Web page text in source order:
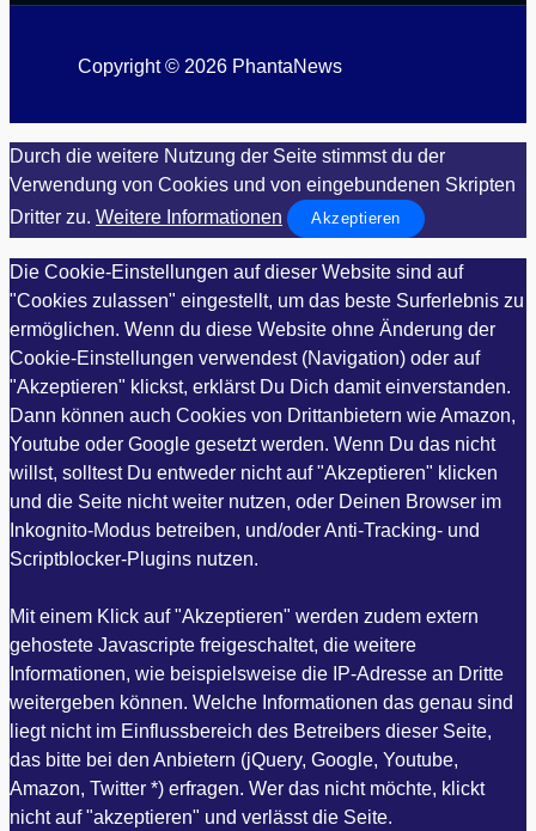
Copyright © 2026 PhantaNews
Durch die weitere Nutzung der Seite stimmst du der
Verwendung von Cookies und von eingebundenen Skripten
Dritter zu. Weitere Informationen Akzeptieren
Die Cookie-Einstellungen auf dieser Website sind auf
"Cookies zulassen" eingestellt, um das beste Surferlebnis zu
ermöglichen. Wenn du diese Website ohne Änderung der
Cookie-Einstellungen verwendest (Navigation) oder auf
"Akzeptieren" klickst, erklärst Du Dich damit einverstanden.
Dann können auch Cookies von Drittanbietern wie Amazon,
Youtube oder Google gesetzt werden. Wenn Du das nicht
willst, solltest Du entweder nicht auf "Akzeptieren" klicken
und die Seite nicht weiter nutzen, oder Deinen Browser im
Inkognito-Modus betreiben, und/oder Anti-Tracking- und
Scriptblocker-Plugins nutzen.
Mit einem Klick auf "Akzeptieren" werden zudem extern
gehostete Javascripte freigeschaltet, die weitere
Informationen, wie beispielsweise die IP-Adresse an Dritte
weitergeben können. Welche Informationen das genau sind
liegt nicht im Einflussbereich des Betreibers dieser Seite,
das bitte bei den Anbietern (jQuery, Google, Youtube,
Amazon, Twitter *) erfragen. Wer das nicht möchte, klickt
nicht auf "akzeptieren" und verlässt die Seite.